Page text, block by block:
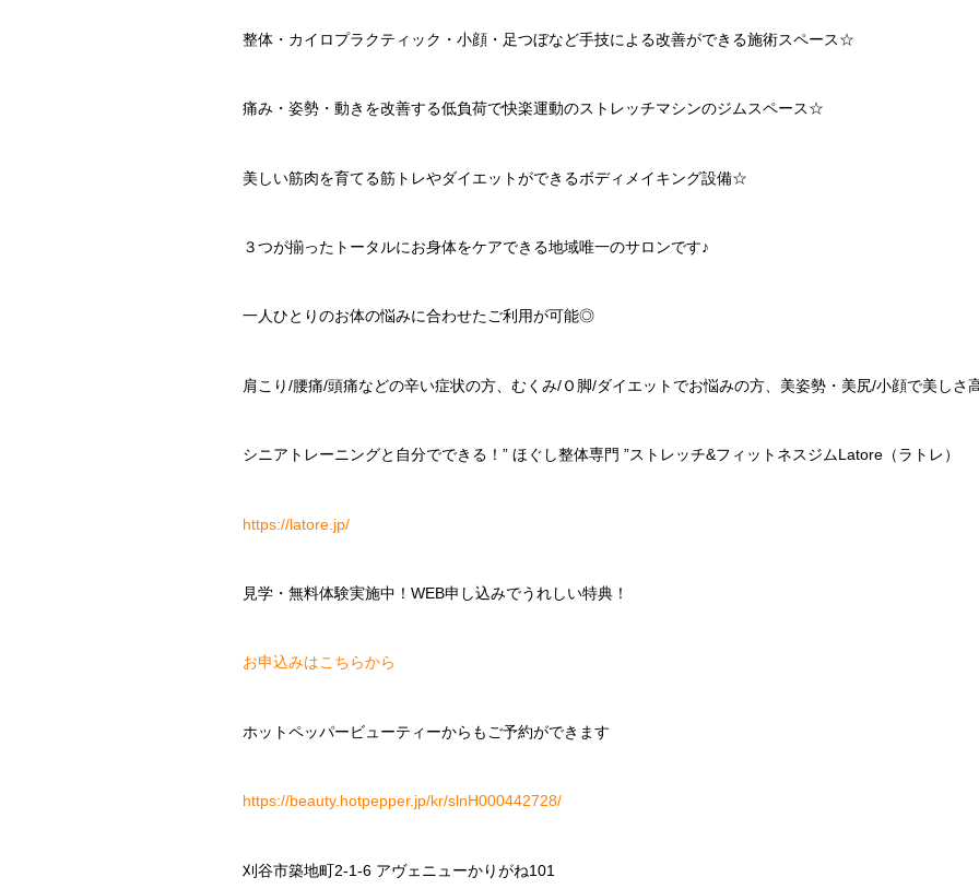
整体・カイロプラクティック・小顔・足つぼなど手技による改善ができる施術スペース☆
痛み・姿勢・動きを改善する低負荷で快楽運動のストレッチマシンのジムスペース☆
美しい筋肉を育てる筋トレやダイエットができるボディメイキング設備☆
３つが揃ったトータルにお身体をケアできる地域唯一のサロンです♪
一人ひとりのお体の悩みに合わせたご利用が可能◎
肩こり/腰痛/頭痛などの辛い症状の方、むくみ/Ｏ脚/ダイエットでお悩みの方、美姿勢・美尻/小顔で美しさ
シニアトレーニングと自分でできる！ ” ほぐし整体専門 ”ストレッチ&フィットネスジムLatore （ラトレ）
https://latore.jp/
見学・無料体験実施中！ WEB申し込みでうれしい特典！
お申込みはこちらから
ホットペッパービューティーからもご予約ができます
https://beauty.hotpepper.jp/kr/slnH000442728/
刈谷市築地町2-1-6 アヴェニューかりがね101